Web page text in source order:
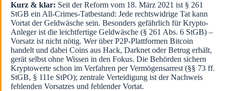
Kurz & klar: Seit der Reform vom 18. März 2021 ist § 261
StGB ein All-Crimes-Tatbestand: Jede rechtswidrige Tat kann
Vortat der Geldwäsche sein. Besonders gefährlich für Krypto-
Anleger ist die leichtfertige Geldwäsche (§ 261 Abs. 6 StGB) –
Vorsatz ist nicht nötig. Wer über P2P-Plattformen Bitcoin
handelt und dabei Coins aus Hack, Darknet oder Betrug erhält,
gerät selbst ohne Wissen in den Fokus. Die Behörden sichern
Kryptowerte schon im Verfahren per Vermögensarrest (§§ 73 ff.
StGB, § 111e StPO); zentrale Verteidigung ist der Nachweis
fehlenden Vorsatzes und fehlender Vortat.